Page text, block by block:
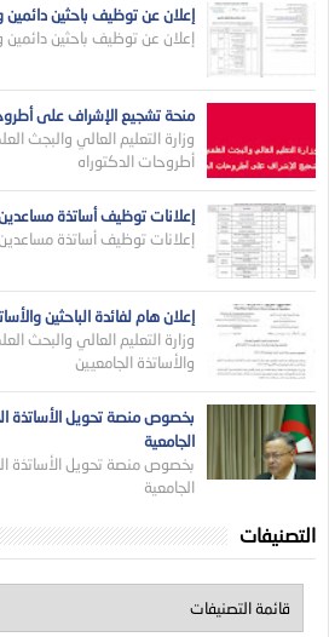
إعلان عن توظيف باحثين دائمين
إعلان عن توظيف باحثين
منحة تشجيع الإشراف على
وزارة التعليم العالي والبجث
أطروحات الدكتوراه
إعلانات توظيف أساتذة مساعدين
إعلانات توظيف أساتذة مساعدين
إعلان هام لفائدة الباحثين
وزارة التعليم العالي والبحث
والأساتذة الجامعيين
بخصوص منصة تحويل الأساتذة
الجامعية
بخصوص منصة تحويل الأساتذة
الجامعية
التصنيفات